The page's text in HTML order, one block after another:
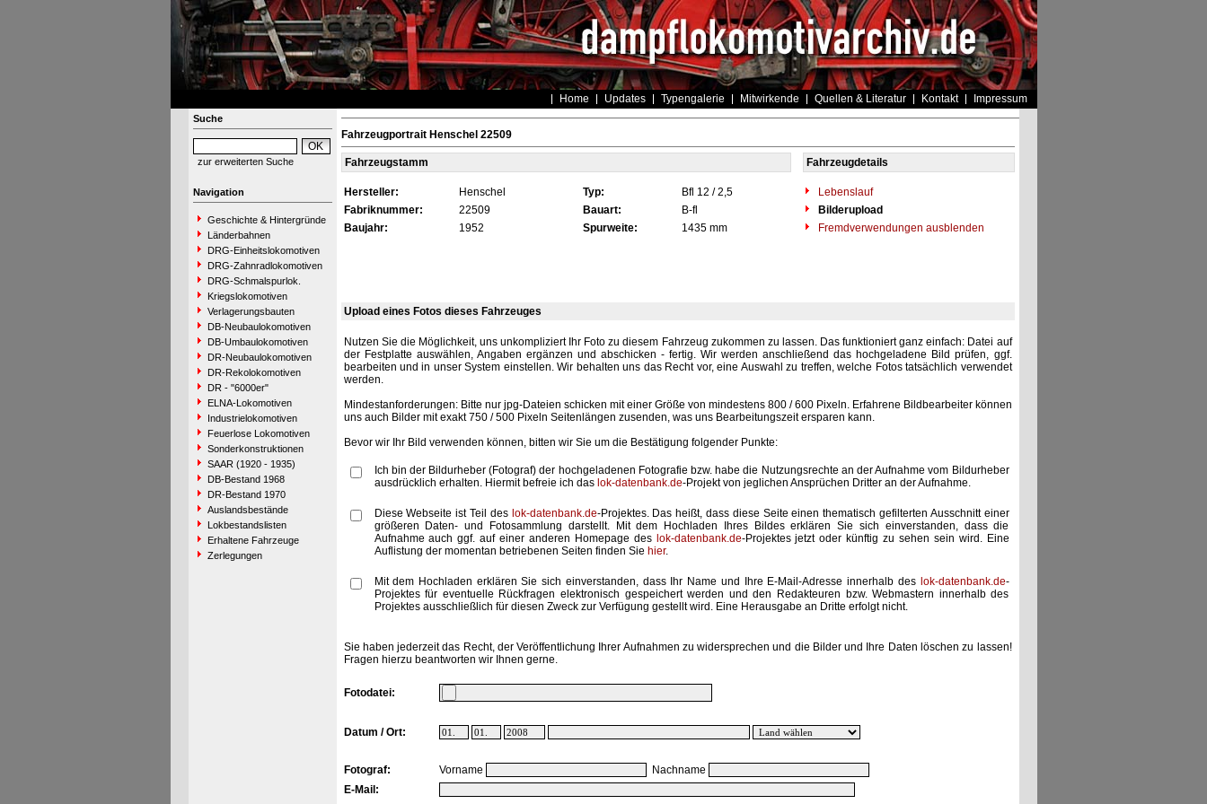
Home Updates Typengalerie Mitwirkende Quellen & Literatur Kontakt Impressum
Suche
zur erweiterten Suche
Navigation
Geschichte & Hintergründe
Länderbahnen
DRG-Einheitslokomotiven
DRG-Zahnradlokomotiven
DRG-Schmalspurlok.
Kriegslokomotiven
Verlagerungsbauten
DB-Neubaulokomotiven
DB-Umbaulokomotiven
DR-Neubaulokomotiven
DR-Rekolokomotiven
DR - "6000er"
ELNA-Lokomotiven
Industrielokomotiven
Feuerlose Lokomotiven
Sonderkonstruktionen
SAAR (1920 - 1935)
DB-Bestand 1968
DR-Bestand 1970
Auslandsbestände
Lokbestandslisten
Erhaltene Fahrzeuge
Zerlegungen
Fahrzeugportrait Henschel 22509
Fahrzeugstamm Fahrzeugdetails
Hersteller: Henschel Typ: Bfl 12 / 2,5
Lebenslauf
Fabriknummer:
22509 Bauart: B-fl
Bilderupload
Baujahr:
1952 Spurweite: 1435 mm Fremdverwendungen ausblenden
Upload eines Fotos dieses Fahrzeuges
Nutzen Sie die Möglichkeit, uns unkompliziert Ihr Foto zu diesem Fahrzeug zukommen zu lassen. Das funktioniert ganz einfach: Datei auf
der Festplatte auswählen, Angaben ergänzen und abschicken - fertig. Wir werden anschließend das hochgeladene Bild prüfen, ggf.
bearbeiten und in unser System einstellen. Wir behalten uns das Recht vor, eine Auswahl zu treffen, welche Fotos tatsächlich verwendet
werden.
Mindestanforderungen: Bitte nur jpg-Dateien schicken mit einer Größe von mindestens 800 / 600 Pixeln. Erfahrene Bildbearbeiter können
uns auch Bilder mit exakt 750 / 500 Pixeln Seitenlängen zusenden, was uns Bearbeitungszeit ersparen kann.
Bevor wir Ihr Bild verwenden können, bitten wir Sie um die Bestätigung folgender Punkte:
Ich bin der Bildurheber (Fotograf) der hochgeladenen Fotografie bzw. habe die Nutzungsrechte an der Aufnahme vom Bildurheber
ausdrücklich erhalten. Hiermit befreie ich das lok-datenbank.de-Projekt von jeglichen Ansprüchen Dritter an der Aufnahme.
Diese Webseite ist Teil des lok-datenbank.de-Projektes. Das heißt, dass diese Seite einen thematisch gefilterten Ausschnitt einer
größeren Daten- und Fotosammlung darstellt. Mit dem Hochladen Ihres Bildes erklären Sie sich einverstanden, dass die
Aufnahme auch ggf. auf einer anderen Homepage des lok-datenbank.de-Projektes jetzt oder künftig zu sehen sein wird. Eine
Auflistung der momentan betriebenen Seiten finden Sie hier.
Mit dem Hochladen erklären Sie sich einverstanden, dass Ihr Name und Ihre E-Mail-Adresse innerhalb des lok-datenbank.de-
Projektes für eventuelle Rückfragen elektronisch gespeichert werden und den Redakteuren bzw. Webmastern innerhalb des
Projektes ausschließlich für diesen Zweck zur Verfügung gestellt wird. Eine Herausgabe an Dritte erfolgt nicht.
Sie haben jederzeit das Recht, der Veröffentlichung Ihrer Aufnahmen zu widersprechen und die Bilder und Ihre Daten löschen zu lassen!
Fragen hierzu beantworten wir Ihnen gerne.
Fotodatei:
Datum / Ort:
Fotograf: Vorname
Nachname
E-Mail: